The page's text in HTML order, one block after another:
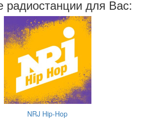
радиостанции для Вас:
NRJ Hip-Hop